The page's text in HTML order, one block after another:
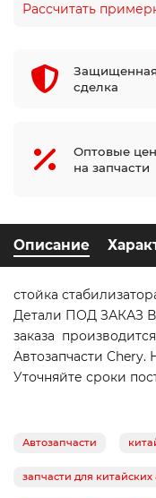
Рассчитать
Защищенная
сделка
Оптовые
на запчасти
Описание
стойка
Детали ПОД ЗАКАЗ
заказа
Автозапчасти Chery.
Уточняйте сроки
Автозапчасти
запчасти для